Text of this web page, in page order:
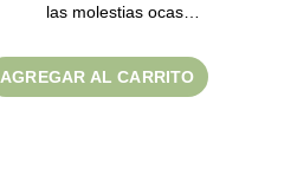
las molestias ocas…
AGREGAR AL CARRITO